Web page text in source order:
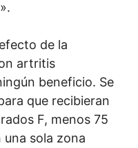
de la
artritis
beneficio. Se
que recibieran
F, menos 75
sola zona